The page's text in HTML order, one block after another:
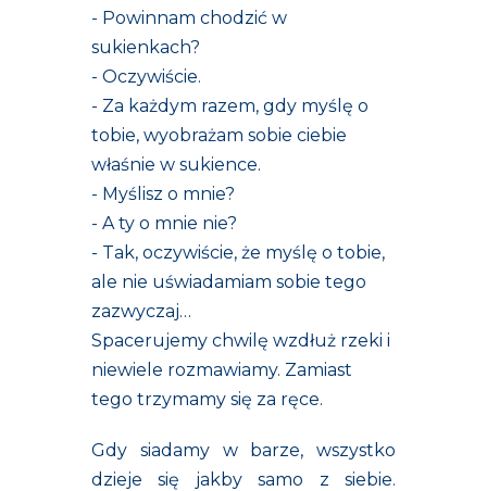
- Powinnam chodzić w
sukienkach?
- Oczywiście.
- Za każdym razem, gdy myślę o
tobie, wyobrażam sobie ciebie
właśnie w sukience.
- Myślisz o mnie?
- A ty o mnie nie?
- Tak, oczywiście, że myślę o tobie,
ale nie uświadamiam sobie tego
zazwyczaj…
Spacerujemy chwilę wzdłuż rzeki i
niewiele rozmawiamy. Zamiast
tego trzymamy się za ręce.
Gdy siadamy w barze, wszystko
dzieje się jakby samo z siebie.